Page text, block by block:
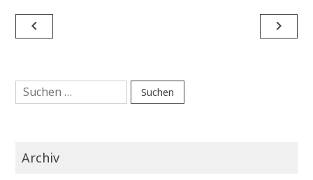
Beitragsnavigation
navigate_before navigate_next
Suchen
nach:
Archiv